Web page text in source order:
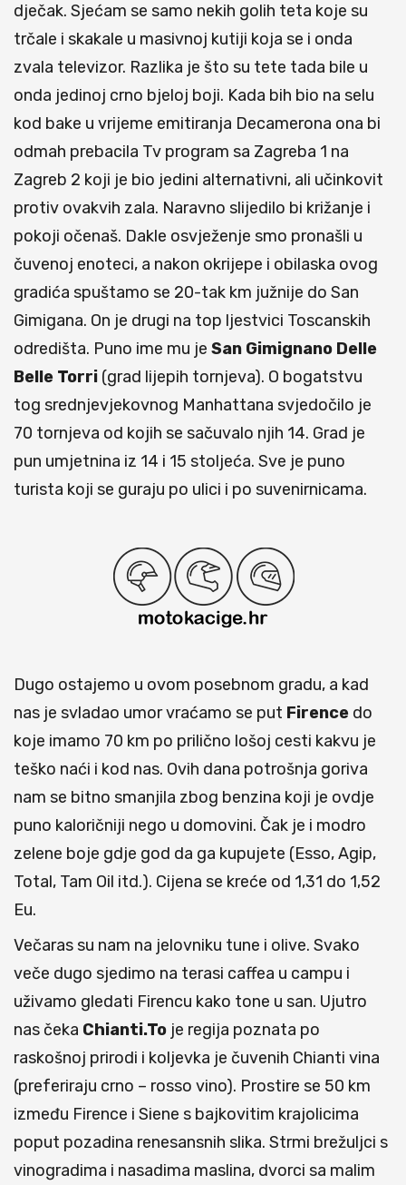
dječak. Sjećam se samo nekih golih teta koje su
trčale i skakale u masivnoj kutiji koja se i onda
zvala televizor. Razlika je što su tete tada bile u
onda jedinoj crno bjeloj boji. Kada bih bio na selu
kod bake u vrijeme emitiranja Decamerona ona bi
odmah prebacila Tv program sa Zagreba 1 na
Zagreb 2 koji je bio jedini alternativni, ali učinkovit
protiv ovakvih zala. Naravno slijedilo bi križanje i
pokoji očenaš. Dakle osvježenje smo pronašli u
čuvenoj enoteci, a nakon okrijepe i obilaska ovog
gradića spuštamo se 20-tak km južnije do San
Gimigana. On je drugi na top ljestvici Toscanskih
odredišta. Puno ime mu je San Gimignano Delle
Belle Torri (grad lijepih tornjeva). O bogatstvu
tog srednjevjekovnog Manhattana svjedočilo je
70 tornjeva od kojih se sačuvalo njih 14. Grad je
pun umjetnina iz 14 i 15 stoljeća. Sve je puno
turista koji se guraju po ulici i po suvenirnicama.
Dugo ostajemo u ovom posebnom gradu, a kad
nas je svladao umor vraćamo se put Firence do
koje imamo 70 km po prilično lošoj cesti kakvu je
teško naći i kod nas. Ovih dana potrošnja goriva
nam se bitno smanjila zbog benzina koji je ovdje
puno kaloričniji nego u domovini. Čak je i modro
zelene boje gdje god da ga kupujete (Esso, Agip,
Total, Tam Oil itd.). Cijena se kreće od 1,31 do 1,52
Eu.
Večaras su nam na jelovniku tune i olive. Svako
veče dugo sjedimo na terasi caffea u campu i
uživamo gledati Firencu kako tone u san. Ujutro
nas čeka Chianti.To je regija poznata po
raskošnoj prirodi i koljevka je čuvenih Chianti vina
(preferiraju crno – rosso vino). Prostire se 50 km
između Firence i Siene s bajkovitim krajolicima
poput pozadina renesansnih slika. Strmi brežuljci s
vinogradima i nasadima maslina, dvorci sa malim